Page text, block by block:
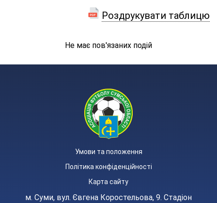
Роздрукувати таблицю
Не має пов'язаних подій
Умови та положення
Політика конфіденційності
Карта сайту
м. Суми, вул. Євгена Коростельова, 9. Стадіон